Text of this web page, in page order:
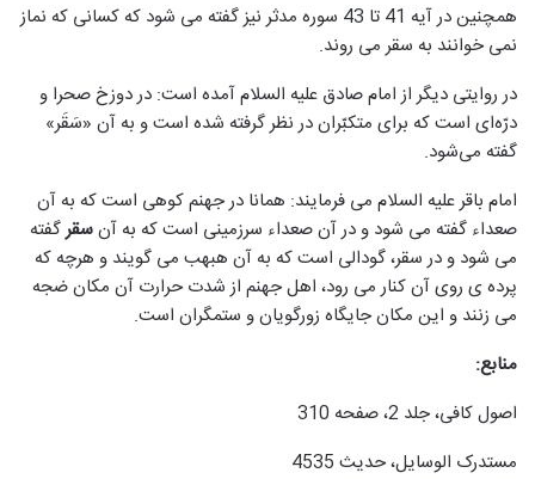
همچنین در آیه 41 تا 43 سوره مدثر نیز گفته می شود که کسانی که نماز
نمی خوانند به سقر می روند.
در روایتی دیگر از امام صادق علیه السلام آمده است: در دوزخ صحرا و
درّه‏‌اى است که براى متكبّران در نظر گرفته شده است و به آن «سَقَر»
گفته می‌شود.
امام باقر علیه السلام می فرمایند: همانا در جهنم کوهی است که به آن
صعداء گفته می شود و در آن صعداء سرزمینی است که به آنسقرگفته
می شود و در سقر، گودالی است که به آن هبهب می گویند و هرچه که
پرده ی روی آن کنار می رود، اهل جهنم از شدت حرارت آن مکان ضجه
می زنند و این مکان جایگاه زورگویان و ستمگران است.
منابع:
اصول کافی، جلد 2، صفحه 310
مستدرک الوسایل، حدیث 4535